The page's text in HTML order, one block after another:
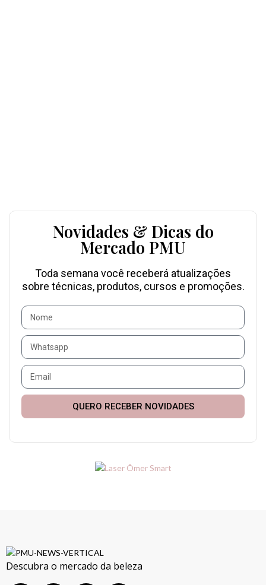
Novidades & Dicas do
Mercado PMU
Toda semana você receberá atualizações
sobre técnicas, produtos, cursos e promoções.
QUERO RECEBER NOVIDADES
Descubra o mercado da beleza